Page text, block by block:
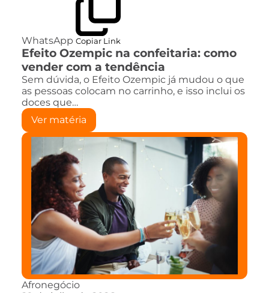
WhatsApp Copiar Link
Efeito Ozempic na confeitaria: como
vender com a tendência
Sem dúvida, o Efeito Ozempic já mudou o que
as pessoas colocam no carrinho, e isso inclui os
doces que…
Ver matéria
Afronegócio